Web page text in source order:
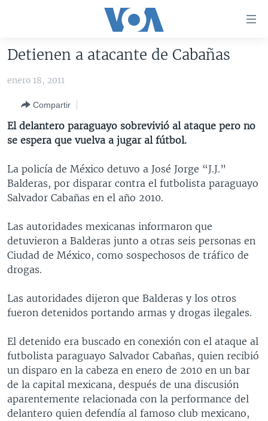
accesibilidad
al
principal
Salte
principal
Salte
AMÉRICA DEL NORTE
EEUU
MÉXICO
HAITÍ
ELECCIONES EEUU 2024
ELECCIONES EEUU
VOTO DIVIDIDO
VOA VERIFICA
VOA VERIFICA UCRANIA/RUSIA
VOA VERIFICA INMIGRACIÓN
VOA VERIFICA AMÉRICA LATINA
AMÉRICA LATINA
ARGENTINA
BOLIVIA
COLOMBIA
PERÚ
ECUADOR
VENEZUELA
BRASIL
CHINA EN AMÉRICA LATINA
CENTROAMÉRICA
COSTA RICA
GUATEMALA
HONDURAS
NICARAGUA
OTRAS SECCIONES
LIBERTAD DE PRENSA
MUNDO
ECONOMÍA
ENTRETENIMIENTO Y CULTURA
DEPORTES
CIENCIA Y SALUD
LIBERTAD DE PRENSA
UCRANIA
MULTIMEDIA
VIDEOS
AUDIOS
PROGRAMAS TV
FORO INTERAMERICANO
VISIÓN 360
LAS CLAVES
PANORAMA
AVANCE INFORMATIVO
AUDIONOTICIAS
BUENOS DÍAS AMÉRICA
ESTADOS UNIDOS AL DÍA
DIRECT
DOCUMENTALES DE LA VOA
Learning English
Detienen a atacante de Cabañas
enero 18, 2011
Compartir
El delantero paraguayo sobrevivió al ataque pero no
se espera que vuelva a jugar al fútbol.
La policía de México detuvo a José Jorge “J.J.”
Balderas, por disparar contra el futbolista paraguayo
Salvador Cabañas en el año 2010.
Las autoridades mexicanas informaron que
detuvieron a Balderas junto a otras seis personas en
Ciudad de México, como sospechosos de tráfico de
drogas.
Las autoridades dijeron que Balderas y los otros
fueron detenidos portando armas y drogas ilegales.
El detenido era buscado en conexión con el ataque al
futbolista paraguayo Salvador Cabañas, quien recibió
un disparo en la cabeza en enero de 2010 en un bar
de la capital mexicana, después de una discusión
aparentemente relacionada con la performance del
delantero quien defendía al famoso club mexicano,